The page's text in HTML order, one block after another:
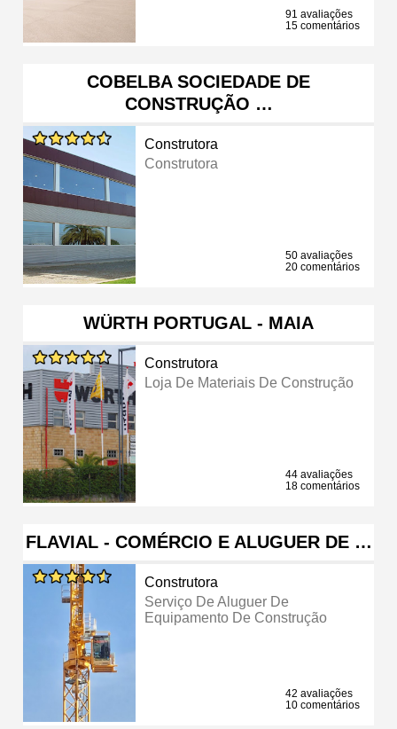
91 avaliações
15 comentários
COBELBA SOCIEDADE DE
CONSTRUÇÃO …
Construtora
Construtora
50 avaliações
20 comentários
WÜRTH PORTUGAL - MAIA
Construtora
Loja De Materiais De Construção
44 avaliações
18 comentários
FLAVIAL - COMÉRCIO E ALUGUER DE …
Construtora
Serviço De Aluguer De
Equipamento De Construção
42 avaliações
10 comentários